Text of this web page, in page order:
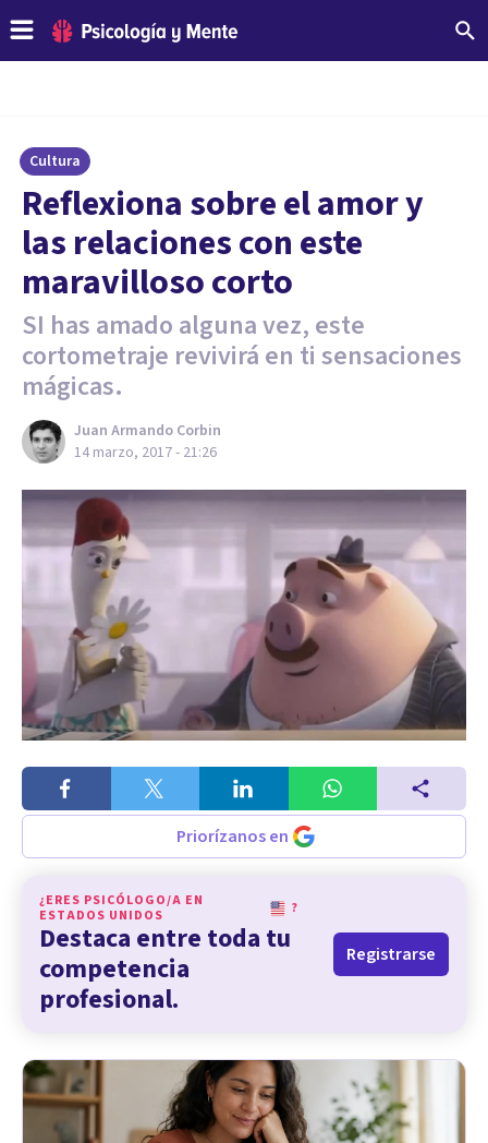
Cultura
​Reflexiona sobre el amor y
las relaciones con este
maravilloso corto
SI has amado alguna vez, este
cortometraje revivirá en ti sensaciones
mágicas.
Juan Armando Corbin
14 marzo, 2017 - 21:26
Priorízanos en
¿ERES PSICÓLOGO/A EN
ESTADOS UNIDOS
?
Destaca entre toda tu
competencia
profesional.
Registrarse